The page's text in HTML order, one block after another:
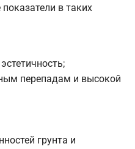
в таких
перепадам и высокой
грунта и